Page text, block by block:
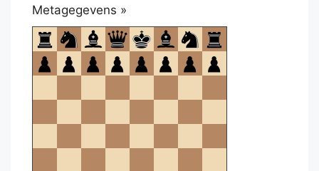
Metagegevens »
om
te
openen.